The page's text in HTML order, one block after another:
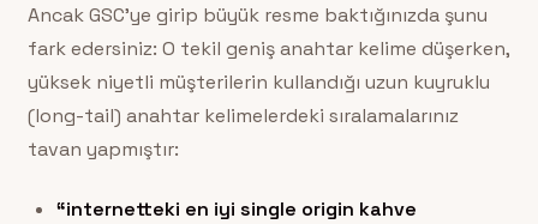
Ancak GSC’ye girip büyük resme baktığınızda şunu
fark edersiniz: O tekil geniş anahtar kelime düşerken,
yüksek niyetli müşterilerin kullandığı uzun kuyruklu
(long-tail) anahtar kelimelerdeki sıralamalarınız
tavan yapmıştır:
“internetteki en iyi single origin kahve